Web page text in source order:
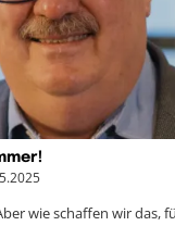
wie schaffen wir das,